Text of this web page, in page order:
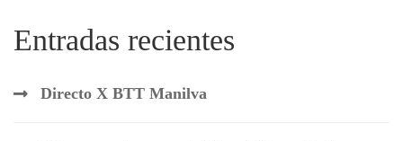
Entradas recientes
Directo X BTT Manilva